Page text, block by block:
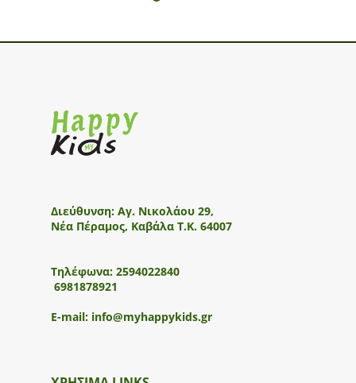
Διεύθυνση: Αγ. Νικολάου 29,
Νέα Πέραμος, Καβάλα Τ.Κ. 64007
Τηλέφωνα: 2594022840
6981878921
E-mail: info@myhappykids.gr